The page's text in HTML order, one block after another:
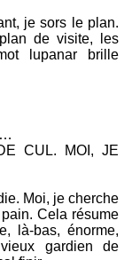
je sors le plan.
de visite, les
lupanar brille
CUL. MOI, JE
Moi, je cherche
Cela résume
là-bas, énorme,
gardien de